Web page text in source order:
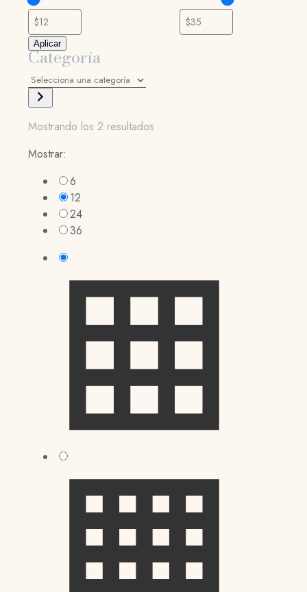
Aplicar
Categoría
Selecciona
una
categoría
Mostrando los 2 resultados
Mostrar:
6
12
24
36